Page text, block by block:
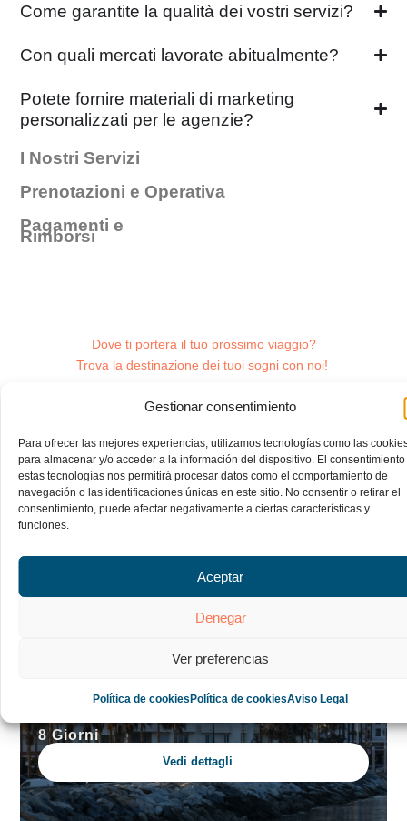
Gestionar consentimiento
Para ofrecer las mejores experiencias, utilizamos tecnologías como las
para almacenar y/o acceder a la información del dispositivo. El
estas tecnologías nos permitirá procesar datos como el comportamiento de
navegación o las identificaciones únicas en este sitio. No consentir o retirar el
consentimiento, puede afectar negativamente a ciertas características y
funciones.
Aceptar
Denegar
Ver preferencias
Política de cookies Política de cookiesAviso Legal
I Nostri Servizi
Prenotazioni e Operativa
Pagamenti e
Rimborsi
Come garantite la qualità dei vostri servizi?
Con quali mercati lavorate abitualmente?
Potete fornire materiali di marketing
personalizzati per le agenzie?
Dove ti porterà il tuo prossimo viaggio?
Trova la destinazione dei tuoi sogni con noi!
Esplora altre destinazioni.
Olé Andalusia
8 Giorni
Vedi dettagli